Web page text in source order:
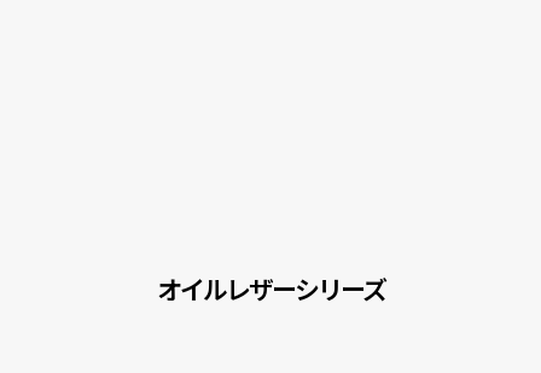
オイルレザーシリーズ